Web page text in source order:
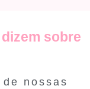
dizem sobre
nossas